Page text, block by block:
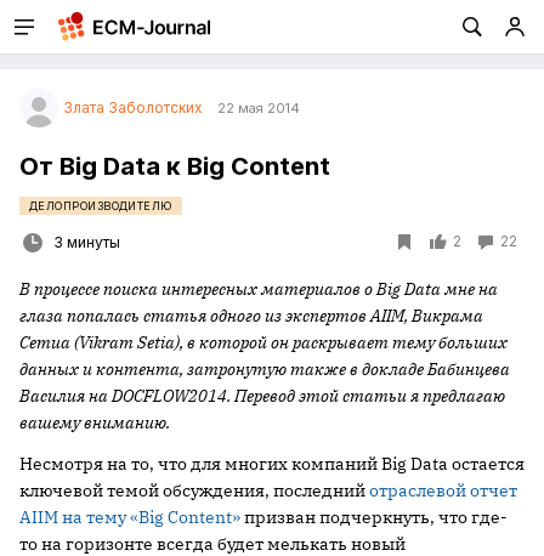
Злата Заболотских 22 мая 2014
От Big Data к Big Content
ДЕЛОПРОИЗВОДИТЕЛЮ
3 минуты 2 22
В процессе поиска интересных материалов о Big Data мне на
глаза попалась статья одного из экспертов AIIM, Викрама
Сетиа (Vikram Setia), в которой он раскрывает тему больших
данных и контента, затронутую также в докладе Бабинцева
Василия на DOCFLOW2014. Перевод этой статьи я предлагаю
вашему вниманию.
Несмотря на то, что для многих компаний Big Data остается
ключевой темой обсуждения, последнийотраслевой отчет
AIIM на тему «Big Content»призван подчеркнуть, что где-
то на горизонте всегда будет мелькать новый